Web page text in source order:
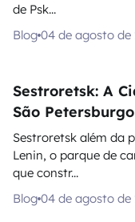
de Psk...
Blog 04 de agosto de
Sestroretsk: A
São Petersburgo
Sestroretsk além da
Lenin, o parque de
que constr...
Blog 04 de agosto de